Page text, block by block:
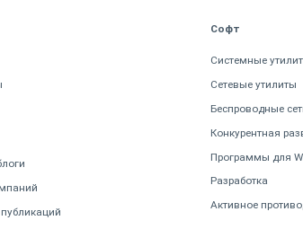
Софт
Системные
Сетевые утилиты
Беспроводные
Конкурентная
Программы для
Разработка
Активное